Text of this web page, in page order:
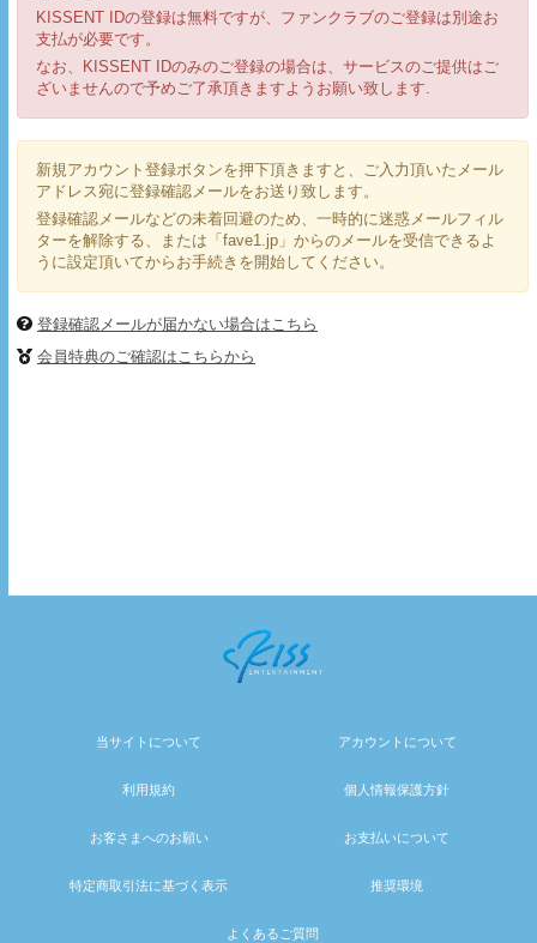
KISSENT IDの登録は無料ですが、ファンクラブのご登録は別途お
支払が必要です。
なお、KISSENT IDのみのご登録の場合は、サービスのご提供はご
ざいませんので予めご了承頂きますようお願い致します.
新規アカウント登録ボタンを押下頂きますと、ご入力頂いたメール
アドレス宛に登録確認メールをお送り致します。
登録確認メールなどの未着回避のため、一時的に迷惑メールフィル
ターを解除する、または「fave1.jp」からのメールを受信できるよ
うに設定頂いてからお手続きを開始してください。
登録確認メールが届かない場合はこちら
会員特典のご確認はこちらから
当サイトについて アカウントについて
利用規約 個人情報保護方針
お客さまへのお願い お支払いについて
特定商取引法に基づく表示 推奨環境
よくあるご質問